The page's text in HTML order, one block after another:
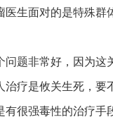
医生面对的是特殊
问题非常好，因为
疗是攸关生死，
很强毒性的治疗手